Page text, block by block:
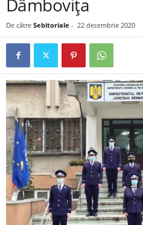
Dâmbovița
De către Sebitoriale - 22 decembrie 2020